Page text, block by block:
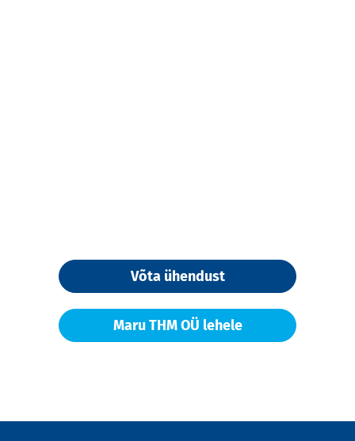
Võta ühendust
Maru THM OÜ lehele